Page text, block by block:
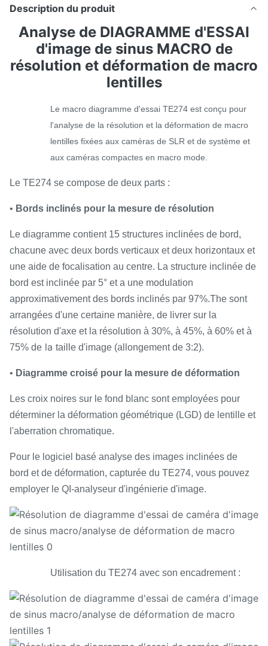
Description du produit
Analyse de DIAGRAMME d'ESSAI
d'image de sinus MACRO de
résolution et déformation de macro
lentilles
Le macro diagramme d'essai TE274 est conçu pour
l'analyse de la résolution et la déformation de macro
lentilles fixées aux caméras de SLR et de système et
aux caméras compactes en macro mode.
Le TE274 se compose de deux parts :
• Bords inclinés pour la mesure de résolution
Le diagramme contient 15 structures inclinées de bord,
chacune avec deux bords verticaux et deux horizontaux et
une aide de focalisation au centre. La structure inclinée de
bord est inclinée par 5° et a une modulation
approximativement des bords inclinés par 97%.The sont
arrangées d'une certaine manière, de livrer sur la
résolution d'axe et la résolution à 30%, à 45%, à 60% et à
75% de la taille d'image (allongement de 3:2).
• Diagramme croisé pour la mesure de déformation
Les croix noires sur le fond blanc sont employées pour
déterminer la déformation géométrique (LGD) de lentille et
l'aberration chromatique.
Pour le logiciel basé analyse des images inclinées de
bord et de déformation, capturée du TE274, vous pouvez
employer le QI-analyseur d'ingénierie d'image.
Utilisation du TE274 avec son encadrement :